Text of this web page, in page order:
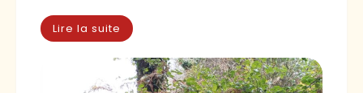
Lire la suite